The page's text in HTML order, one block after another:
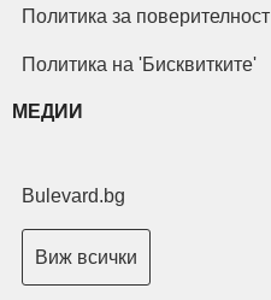
Политика за поверителност
Политика на 'Бисквитките'
МЕДИИ
Bulevard.bg
Виж всички